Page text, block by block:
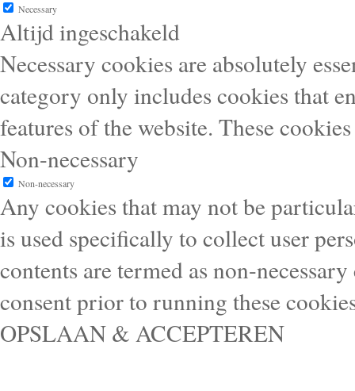
Necessary
Altijd ingeschakeld
Necessary cookies are absolutely
category only includes cookies that
features of the website. These
Non-necessary
Non-necessary
Any cookies that may not be
is used specifically to collect user
contents are termed as non-
consent prior to running these
OPSLAAN & ACCEPTEREN